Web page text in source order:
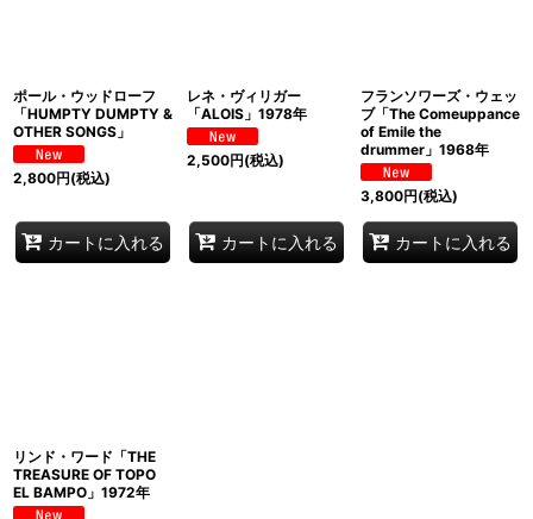
ポール・ウッドローフ
「HUMPTY DUMPTY &
OTHER SONGS」
2,800円(税込)
カートに入れる
レネ・ヴィリガー
「ALOIS」1978年
2,500円(税込)
カートに入れる
フランソワーズ・ウェッ
ブ「The Comeuppance
of Emile the
drummer」1968年
3,800円(税込)
カートに入れる
リンド・ワード「THE
TREASURE OF TOPO
EL BAMPO」1972年